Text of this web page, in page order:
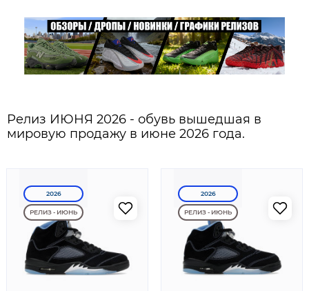
Релиз ИЮНЯ 2026 - обувь вышедшая в
мировую продажу в июне 2026 года.
2026
РЕЛИЗ - ИЮНЬ
2026
РЕЛИЗ - ИЮНЬ